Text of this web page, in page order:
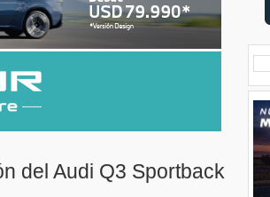
del Audi Q3 Sportback